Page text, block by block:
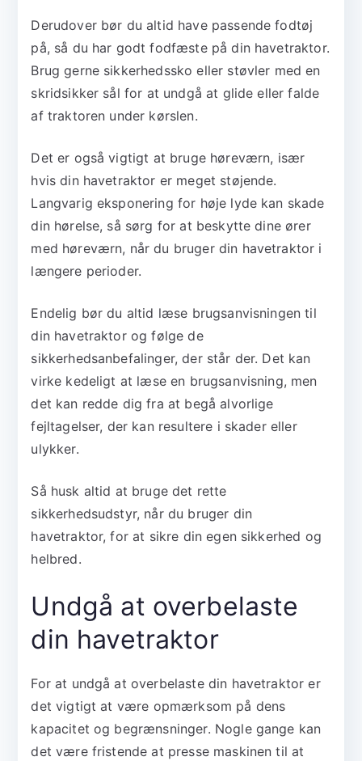
Derudover bør du altid have passende fodtøj
på, så du har godt fodfæste på din havetraktor.
Brug gerne sikkerhedssko eller støvler med en
skridsikker sål for at undgå at glide eller falde
af traktoren under kørslen.
Det er også vigtigt at bruge høreværn, især
hvis din havetraktor er meget støjende.
Langvarig eksponering for høje lyde kan skade
din hørelse, så sørg for at beskytte dine ører
med høreværn, når du bruger din havetraktor i
længere perioder.
Endelig bør du altid læse brugsanvisningen til
din havetraktor og følge de
sikkerhedsanbefalinger, der står der. Det kan
virke kedeligt at læse en brugsanvisning, men
det kan redde dig fra at begå alvorlige
fejltagelser, der kan resultere i skader eller
ulykker.
Så husk altid at bruge det rette
sikkerhedsudstyr, når du bruger din
havetraktor, for at sikre din egen sikkerhed og
helbred.
Undgå at overbelaste
din havetraktor
For at undgå at overbelaste din havetraktor er
det vigtigt at være opmærksom på dens
kapacitet og begrænsninger. Nogle gange kan
det være fristende at presse maskinen til at